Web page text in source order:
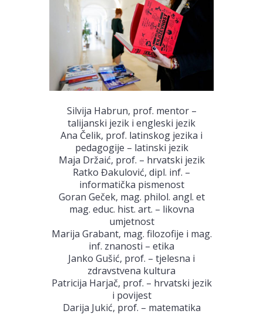
Silvija Habrun, prof. mentor –
talijanski jezik i engleski jezik
Ana Čelik, prof. latinskog jezika i
pedagogije – latinski jezik
Maja Držaić, prof. – hrvatski jezik
Ratko Đakulović, dipl. inf. –
informatička pismenost
Goran Geček, mag. philol. angl. et
mag. educ. hist. art. – likovna
umjetnost
Marija Grabant, mag. filozofije i mag.
inf. znanosti – etika
Janko Gušić, prof. – tjelesna i
zdravstvena kultura
Patricija Harjač, prof. – hrvatski jezik
i povijest
Darija Jukić, prof. – matematika